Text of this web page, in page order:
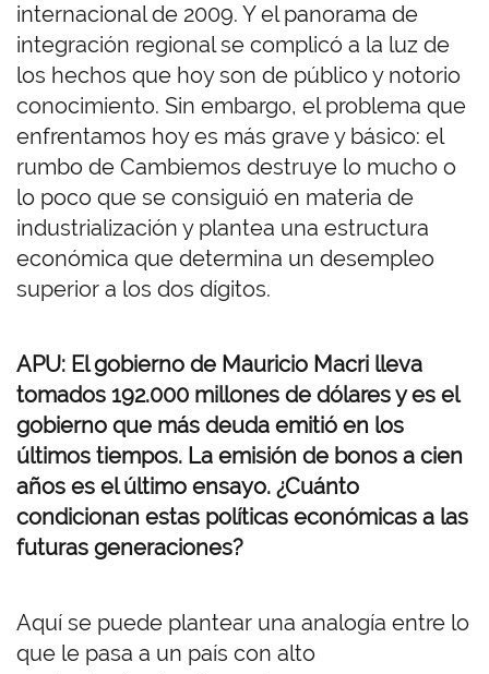
internacional de 2009. Y el panorama de
integración regional se complicó a la luz de
los hechos que hoy son de público y notorio
conocimiento. Sin embargo, el problema que
enfrentamos hoy es más grave y básico: el
rumbo de Cambiemos destruye lo mucho o
lo poco que se consiguió en materia de
industrialización y plantea una estructura
económica que determina un desempleo
superior a los dos dígitos.
APU: El gobierno de Mauricio Macri lleva
tomados 192.000 millones de dólares y es el
gobierno que más deuda emitió en los
últimos tiempos. La emisión de bonos a cien
años es el último ensayo. ¿Cuánto
condicionan estas políticas económicas a las
futuras generaciones?
Aquí se puede plantear una analogía entre lo
que le pasa a un país con alto